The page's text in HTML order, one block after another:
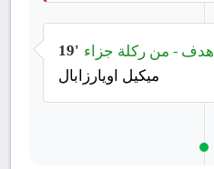
19' هدف - من ركلة جزاء
ميكيل اويارزابال